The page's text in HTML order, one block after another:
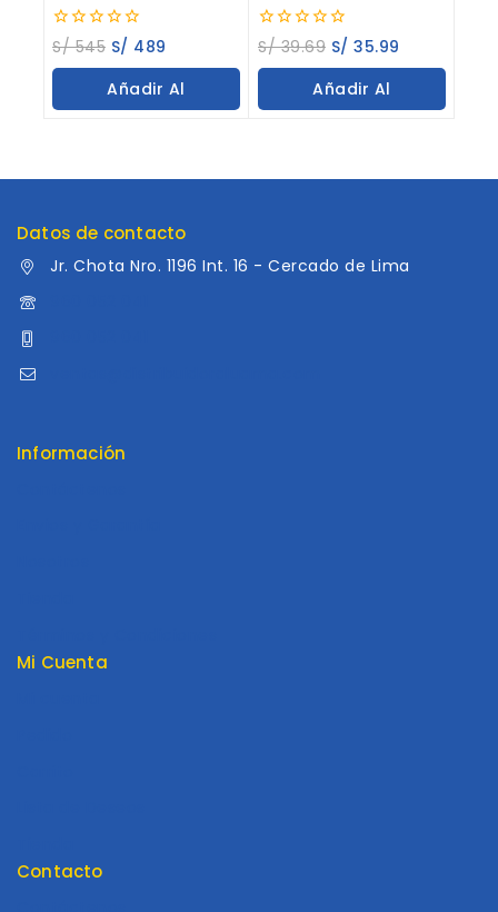
0
out
of
S/545 S/ 489
Añadir Al
0
out
of
S/39.69 S/ 35.99
Añadir Al
Datos de contacto
Jr. Chota Nro. 1196 Int. 16 - Cercado de Lima
Información
Mi Cuenta
Contacto